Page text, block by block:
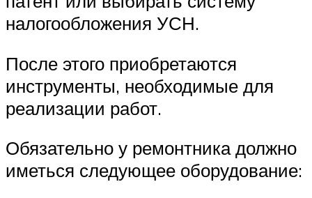
налогообложения УСН.
После этого приобретаются
инструменты, необходимые для
реализации работ.
Обязательно у ремонтника должно
иметься следующее оборудование: